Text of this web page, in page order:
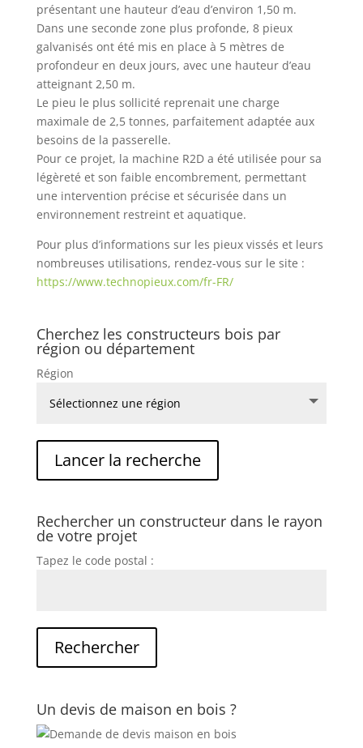
présentant une hauteur d’eau d’environ 1,50 m.
Dans une seconde zone plus profonde, 8 pieux
galvanisés ont été mis en place à 5 mètres de
profondeur en deux jours, avec une hauteur d’eau
atteignant 2,50 m.
Le pieu le plus sollicité reprenait une charge
maximale de 2,5 tonnes, parfaitement adaptée aux
besoins de la passerelle.
Pour ce projet, la machine R2D a été utilisée pour sa
légèreté et son faible encombrement, permettant
une intervention précise et sécurisée dans un
environnement restreint et aquatique.
Pour plus d’informations sur les pieux vissés et leurs
nombreuses utilisations, rendez-vous sur le site :
https://www.technopieux.com/fr-FR/
Cherchez les constructeurs bois par
région ou département
Région
Rechercher un constructeur dans le rayon
de votre projet
Tapez le code postal :
Un devis de maison en bois ?